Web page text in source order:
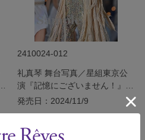
2410024-012
礼真琴 舞台写真／星組東京公
演『記憶にございません！』
『Tiara Azul ―Destino―』
発売日：2024/11/9
￥400 (税込)